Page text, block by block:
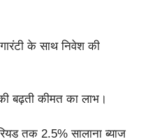
के साथ निवेश की
बढ़ती कीमत का लाभ।
तक 2.5% सालाना ब्याज